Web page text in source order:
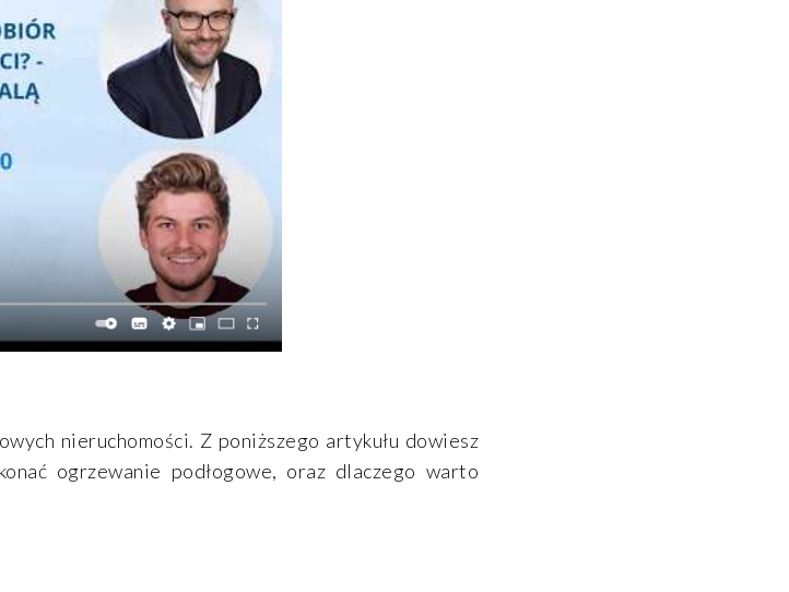
nieruchomości. Z poniższego artykułu dowiesz
ogrzewanie podłogowe, oraz dlaczego warto